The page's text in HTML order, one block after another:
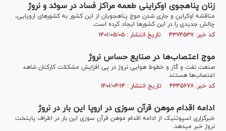
زنان پناهجوی اوکراینی طعمه مراکز فساد در سوئد و نروژ
مناقشه اوکراین و جاری شدن موج پناهجویان از این کشور به کشورهای اروپایی،
چالش جدیدی را در این کشورها ایجاد کرده است.
کد خبر: ۴۳۷۴۵۳۷ تاریخ انتشار : ۱۴۰۱/۰۵/۰۵
موج اعتصاب‌ها در صنایع حساس نروژ
صنعت نفت و گاز و خطوط هوایی نروژ در پی افزایش مشکلات کارکنان شاهد
اعتصاب‌ها هستند.
کد خبر: ۴۳۴۵۶۷۸ تاریخ انتشار : ۱۴۰۱/۰۴/۱۴
ادامه اقدام موهن قرآن سوزی در اروپا این بار در نروژ
خبرگزاری اسپوتنیک از ادامه اقدام موهن قرآن سوزی این بار در اطراف پایتخت
نروژ خبر می‎دهد.